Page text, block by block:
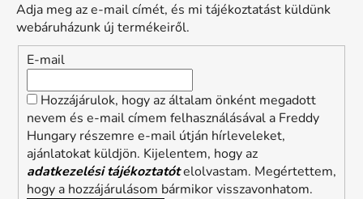
Adja meg az e-mail címét, és mi tájékoztatást küldünk
webáruházunk új termékeiről.
E-mail
Hozzájárulok, hogy az általam önként megadott
nevem és e-mail címem felhasználásával a Freddy
Hungary részemre e-mail útján hírleveleket,
ajánlatokat küldjön. Kijelentem, hogy az
adatkezelési tájékoztatótelolvastam. Megértettem,
hogy a hozzájárulásom bármikor visszavonhatom.